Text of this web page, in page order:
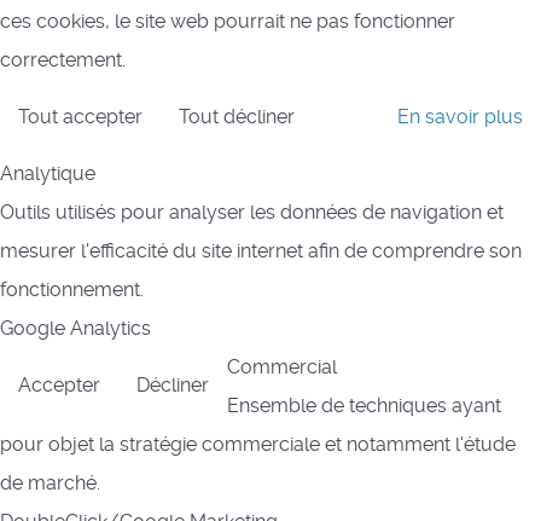
ces cookies, le site web pourrait ne pas fonctionner
correctement.
Tout accepter Tout décliner En savoir plus
Analytique
Outils utilisés pour analyser les données de navigation et
mesurer l'efficacité du site internet afin de comprendre son
fonctionnement.
Google Analytics
Accepter Décliner
Commercial
Ensemble de techniques ayant
pour objet la stratégie commerciale et notamment l'étude
de marché.